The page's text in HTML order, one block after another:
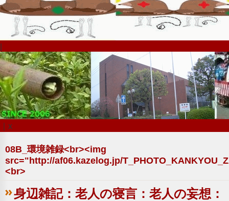
｜x
08B_環境雑録<br><img
src="http://af06.kazelog.jp/
<br>
身辺雑記：老人の寝言：老人の妄想：